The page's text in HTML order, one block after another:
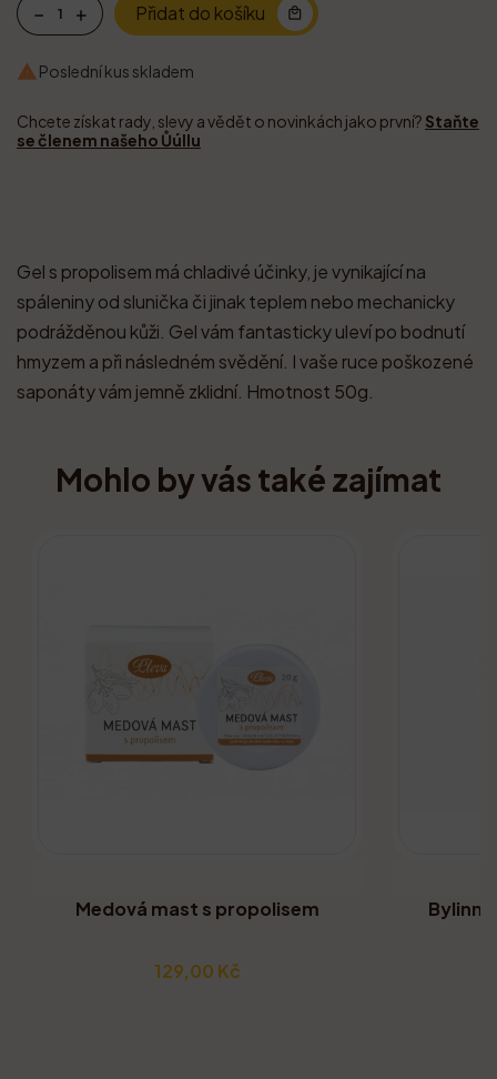
Přidat do košíku
 Poslední kus skladem
Chcete získat rady, slevy a vědět o novinkách jako první? Staňte
se členem našeho Ůúllu
Gel s propolisem má chladivé účinky, je vynikající na
spáleniny od slunička či jinak teplem nebo mechanicky
podrážděnou kůži. Gel vám fantasticky uleví po bodnutí
hmyzem a při následném svědění. I vaše ruce poškozené
saponáty vám jemně zklidní. Hmotnost 50g.
Mohlo by vás také zajímat
Medová mast s propolisem
129,00 Kč
Bylinná